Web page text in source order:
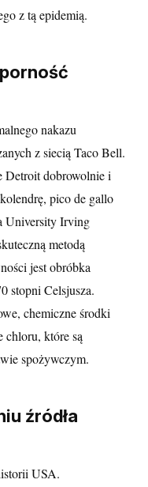
z tą epidemią.
nakazu
z siecią Taco Bell.
Detroit dobrowolnie i
pico de gallo
University Irving
metodą
jest obróbka
stopni Celsjusza.
chemiczne środki
chloru, które są
spożywczym.
źródła
USA.